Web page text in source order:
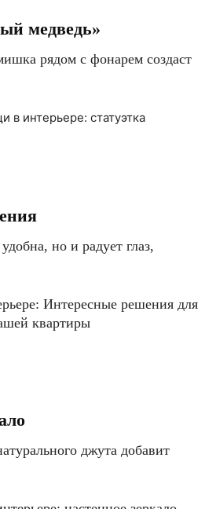
медведь»
рядом с фонарем создаст
но и радует глаз,
джута добавит